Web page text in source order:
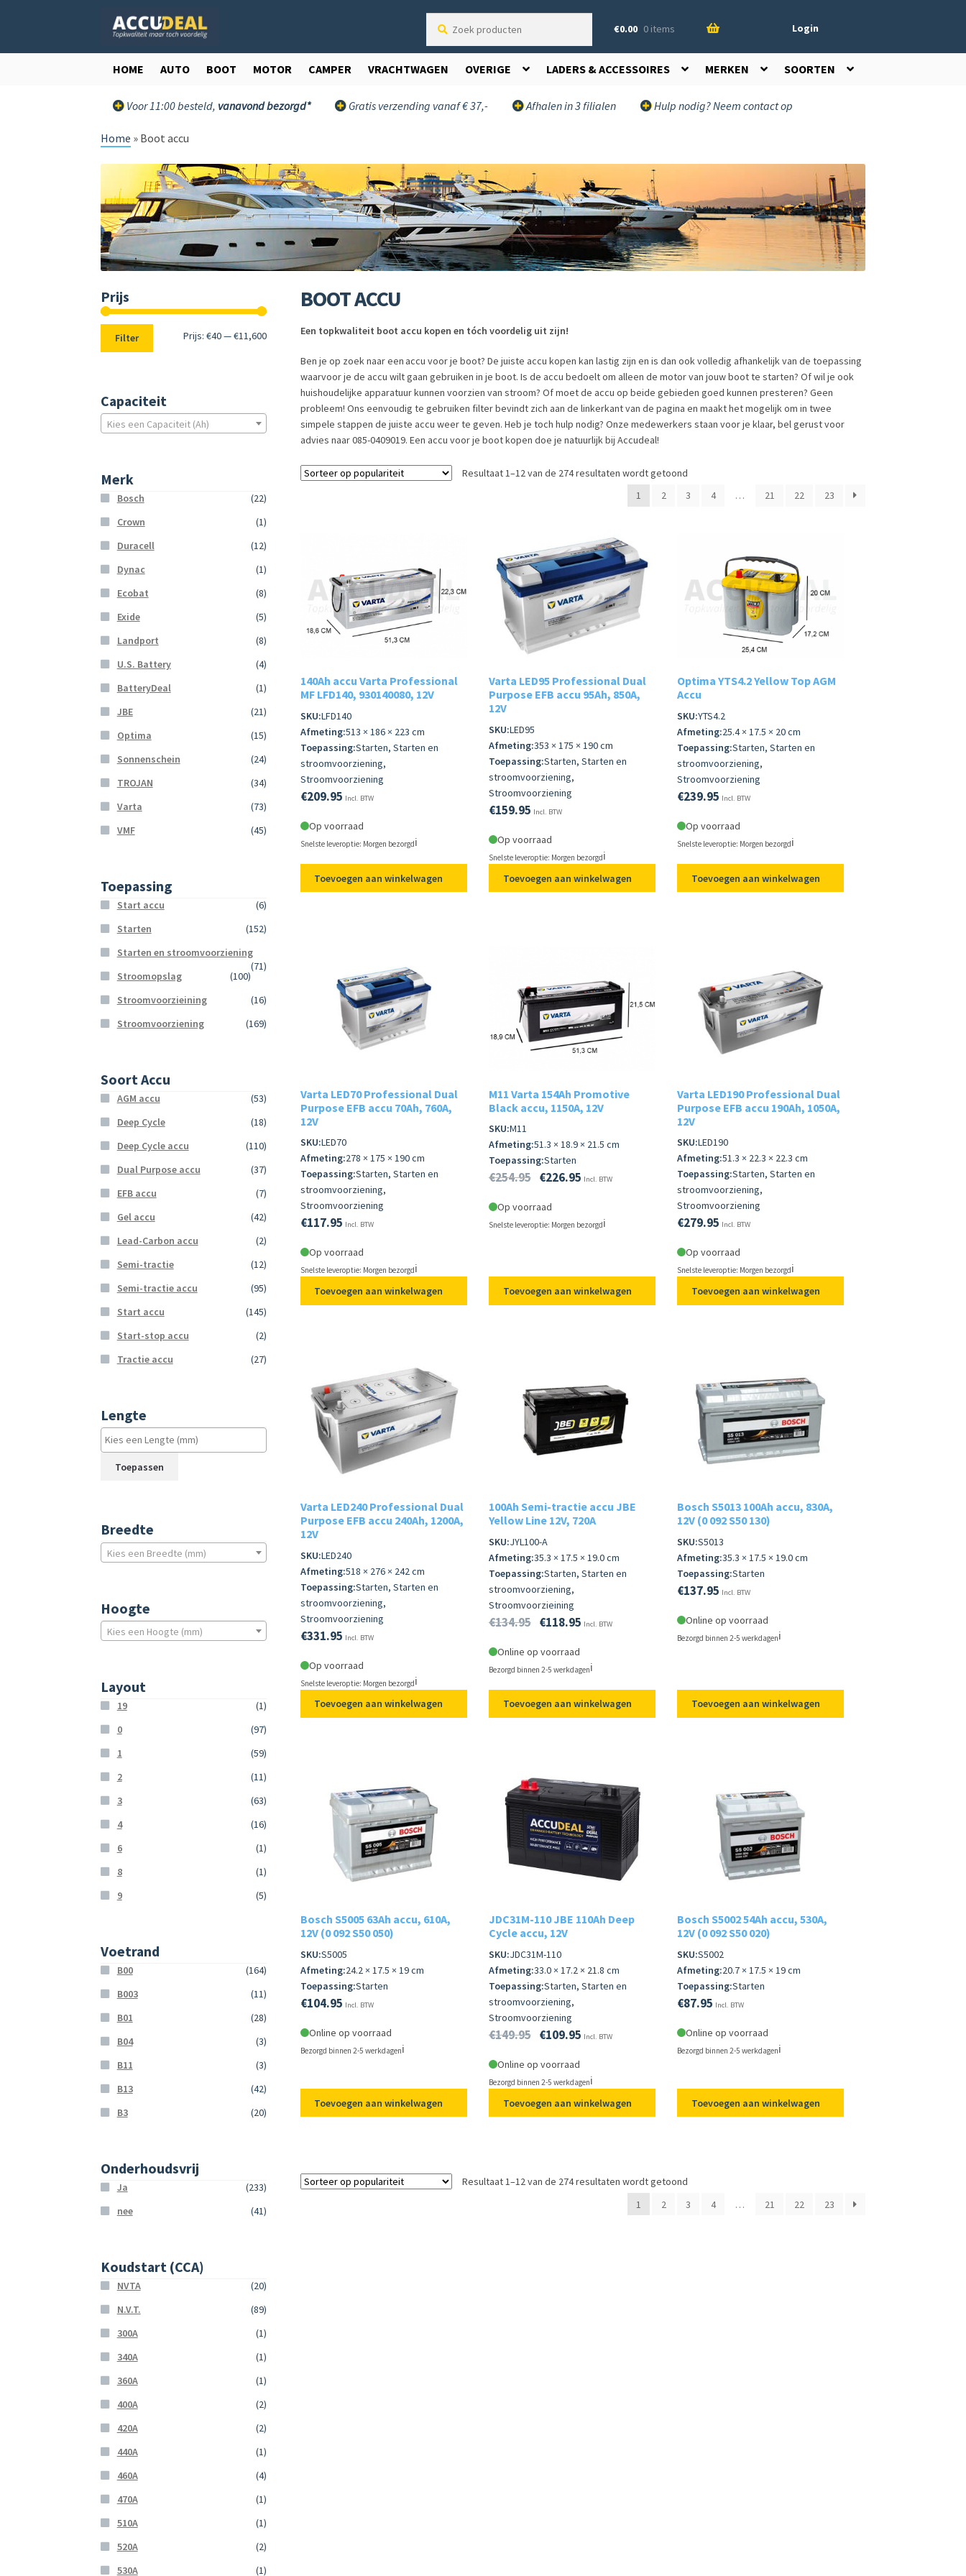
door
direct
€0.00 0 items
producten
HOME AUTO BOOT MOTOR CAMPER VRACHTWAGEN OVERIGE LADERS & ACCESSOIRES MERKEN SOORTEN
Voor 11:00 besteld, vanavond bezorgd* Gratis verzending vanaf € 37,- Afhalen in 3 filialen Hulp nodig? Neem contact op
Home » Boot accu
BOOT ACCU
Een topkwaliteit boot accu kopen en tóch voordelig uit zijn!
Ben je op zoek naar een accu voor je boot? De juiste accu kopen kan lastig zijn en is dan ook volledig afhankelijk van de toepassing
waarvoor je de accu wilt gaan gebruiken in je boot. Is de accu bedoelt om alleen de motor van jouw boot te starten? Of wil je ook
huishoudelijke apparatuur kunnen voorzien van stroom? Of moet de accu op beide gebieden goed kunnen presteren? Geen
probleem! Ons eenvoudig te gebruiken filter bevindt zich aan de linkerkant van de pagina en maakt het mogelijk om in twee
simpele stappen de juiste accu weer te geven. Heb je toch hulp nodig? Onze medewerkers staan voor je klaar, bel gerust voor
advies naar 085-0409019. Een accu voor je boot kopen doe je natuurlijk bij Accudeal!
Resultaat 1–12 van de 274 resultaten wordt getoond
1
2 3 4 … 21 22 23
140Ah accu Varta Professional
MF LFD140, 930140080, 12V
SKU:LFD140
Afmeting:513 × 186 × 223 cm
Toepassing:Starten, Starten en
stroomvoorziening,
Stroomvoorziening
€209.95 Incl. BTW
Op voorraad
Snelste leveroptie: Morgen bezorgdℹ️
Toevoegen aan winkelwagen
Varta LED95 Professional Dual
Purpose EFB accu 95Ah, 850A,
12V
SKU:LED95
Afmeting:353 × 175 × 190 cm
Toepassing:Starten, Starten en
stroomvoorziening,
Stroomvoorziening
€159.95 Incl. BTW
Op voorraad
Snelste leveroptie: Morgen bezorgdℹ️
Toevoegen aan winkelwagen
Optima YTS4.2 Yellow Top AGM
Accu
SKU:YTS4.2
Afmeting:25.4 × 17.5 × 20 cm
Toepassing:Starten, Starten en
stroomvoorziening,
Stroomvoorziening
€239.95 Incl. BTW
Op voorraad
Snelste leveroptie: Morgen bezorgdℹ️
Toevoegen aan winkelwagen
Varta LED70 Professional Dual
Purpose EFB accu 70Ah, 760A,
12V
SKU:LED70
Afmeting:278 × 175 × 190 cm
Toepassing:Starten, Starten en
stroomvoorziening,
Stroomvoorziening
€117.95 Incl. BTW
Op voorraad
Snelste leveroptie: Morgen bezorgdℹ️
Toevoegen aan winkelwagen
M11 Varta 154Ah Promotive
Black accu, 1150A, 12V
SKU:M11
Afmeting:51.3 × 18.9 × 21.5 cm
Toepassing:Starten
€254.95 €226.95 Incl. BTW
Op voorraad
Snelste leveroptie: Morgen bezorgdℹ️
Toevoegen aan winkelwagen
Varta LED190 Professional Dual
Purpose EFB accu 190Ah, 1050A,
12V
SKU:LED190
Afmeting:51.3 × 22.3 × 22.3 cm
Toepassing:Starten, Starten en
stroomvoorziening,
Stroomvoorziening
€279.95 Incl. BTW
Op voorraad
Snelste leveroptie: Morgen bezorgdℹ️
Toevoegen aan winkelwagen
Varta LED240 Professional Dual
Purpose EFB accu 240Ah, 1200A,
12V
SKU:LED240
Afmeting:518 × 276 × 242 cm
Toepassing:Starten, Starten en
stroomvoorziening,
Stroomvoorziening
€331.95 Incl. BTW
Op voorraad
Snelste leveroptie: Morgen bezorgdℹ️
Toevoegen aan winkelwagen
100Ah Semi-tractie accu JBE
Yellow Line 12V, 720A
SKU:JYL100-A
Afmeting:35.3 × 17.5 × 19.0 cm
Toepassing:Starten, Starten en
stroomvoorziening,
Stroomvoorzieining
€134.95 €118.95 Incl. BTW
Online op voorraad
Bezorgd binnen 2-5 werkdagenℹ️
Toevoegen aan winkelwagen
Bosch S5013 100Ah accu, 830A,
12V (0 092 S50 130)
SKU:S5013
Afmeting:35.3 × 17.5 × 19.0 cm
Toepassing:Starten
€137.95 Incl. BTW
Online op voorraad
Bezorgd binnen 2-5 werkdagenℹ️
Toevoegen aan winkelwagen
Bosch S5005 63Ah accu, 610A,
12V (0 092 S50 050)
SKU:S5005
Afmeting:24.2 × 17.5 × 19 cm
Toepassing:Starten
€104.95 Incl. BTW
Online op voorraad
Bezorgd binnen 2-5 werkdagenℹ️
Toevoegen aan winkelwagen
JDC31M-110 JBE 110Ah Deep
Cycle accu, 12V
SKU:JDC31M-110
Afmeting:33.0 × 17.2 × 21.8 cm
Toepassing:Starten, Starten en
stroomvoorziening,
Stroomvoorziening
€149.95 €109.95 Incl. BTW
Online op voorraad
Bezorgd binnen 2-5 werkdagenℹ️
Toevoegen aan winkelwagen
Bosch S5002 54Ah accu, 530A,
12V (0 092 S50 020)
SKU:S5002
Afmeting:20.7 × 17.5 × 19 cm
Toepassing:Starten
€87.95 Incl. BTW
Online op voorraad
Bezorgd binnen 2-5 werkdagenℹ️
Toevoegen aan winkelwagen
Resultaat 1–12 van de 274 resultaten wordt getoond
1
2 3 4 … 21 22 23
Prijs
Min.
Max.
Filter Prijs:€40—€11,600
Capaciteit
Kies een Capaciteit (Ah)
Merk
Bosch
(22)
Crown
(1)
Duracell
(12)
Dynac
(1)
Ecobat
(8)
Exide
(5)
Landport
(8)
U.S. Battery
(4)
BatteryDeal
(1)
JBE
(21)
Optima
(15)
Sonnenschein
(24)
TROJAN
(34)
Varta
(73)
VMF
(45)
Toepassing
Start accu
(6)
Starten
(152)
Starten en stroomvoorziening
(71)
Stroomopslag
(100)
Stroomvoorzieining
(16)
Stroomvoorziening
(169)
Soort Accu
AGM accu
(53)
Deep Cycle
(18)
Deep Cycle accu
(110)
Dual Purpose accu
(37)
EFB accu
(7)
Gel accu
(42)
Lead-Carbon accu
(2)
Semi-tractie
(12)
Semi-tractie accu
(95)
Start accu
(145)
Start-stop accu
(2)
Tractie accu
(27)
Lengte
Toepassen
Breedte
Kies een Breedte (mm)
Hoogte
Kies een Hoogte (mm)
Layout
19
(1)
0
(97)
1
(59)
2
(11)
3
(63)
4
(16)
6
(1)
8
(1)
9
(5)
Voetrand
B00
(164)
B003
(11)
B01
(28)
B04
(3)
B11
(3)
B13
(42)
B3
(20)
Onderhoudsvrij
Ja
(233)
nee
(41)
Koudstart (CCA)
NVTA
(20)
N.V.T.
(89)
300A
(1)
340A
(1)
360A
(1)
400A
(2)
420A
(2)
440A
(1)
460A
(4)
470A
(1)
510A
(1)
520A
(2)
530A
(1)
Login